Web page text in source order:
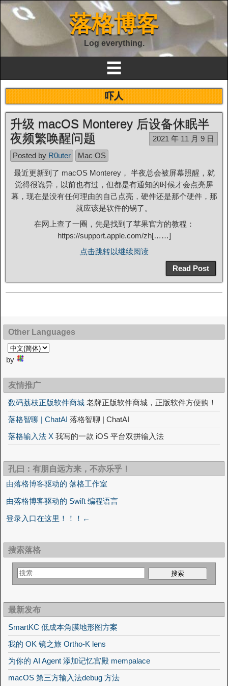
落格博客
Log everything.
☰
吓人
升级 macOS Monterey 后设备休眠半
夜频繁唤醒问题
2021 年 11 月 9 日
Posted by R0uter
Mac OS
最近更新到了 macOS Monterey， 半夜总会被屏幕照醒，就
觉得很诡异，以前也有过，但都是有通知的时候才会点亮屏
幕，现在是没有任何理由的自己点亮，硬件还是那个硬件，那
就应该是软件的锅了。
在网上查了一圈，先是找到了苹果官方的教程：
https://support.apple.com/zh[……]
点击跳转以继续阅读
Read Post
Other Languages
by
友情推广
数码荔枝正版软件商城 老牌正版软件商城，正版软件方便购！
落格智聊 | ChatAI 落格智聊 | ChatAI
落格输入法 X 我写的一款 iOS 平台双拼输入法
孔曰：有朋自远方来，不亦乐乎！
由落格博客驱动的 落格工作室
由落格博客驱动的 Swift 编程语言
登录入口在这里！！！←
搜索落格
最新发布
SmartKC 低成本角膜地形图方案
我的 OK 镜之旅 Ortho-K lens
为你的 AI Agent 添加记忆宫殿 mempalace
macOS 第三方输入法debug 方法